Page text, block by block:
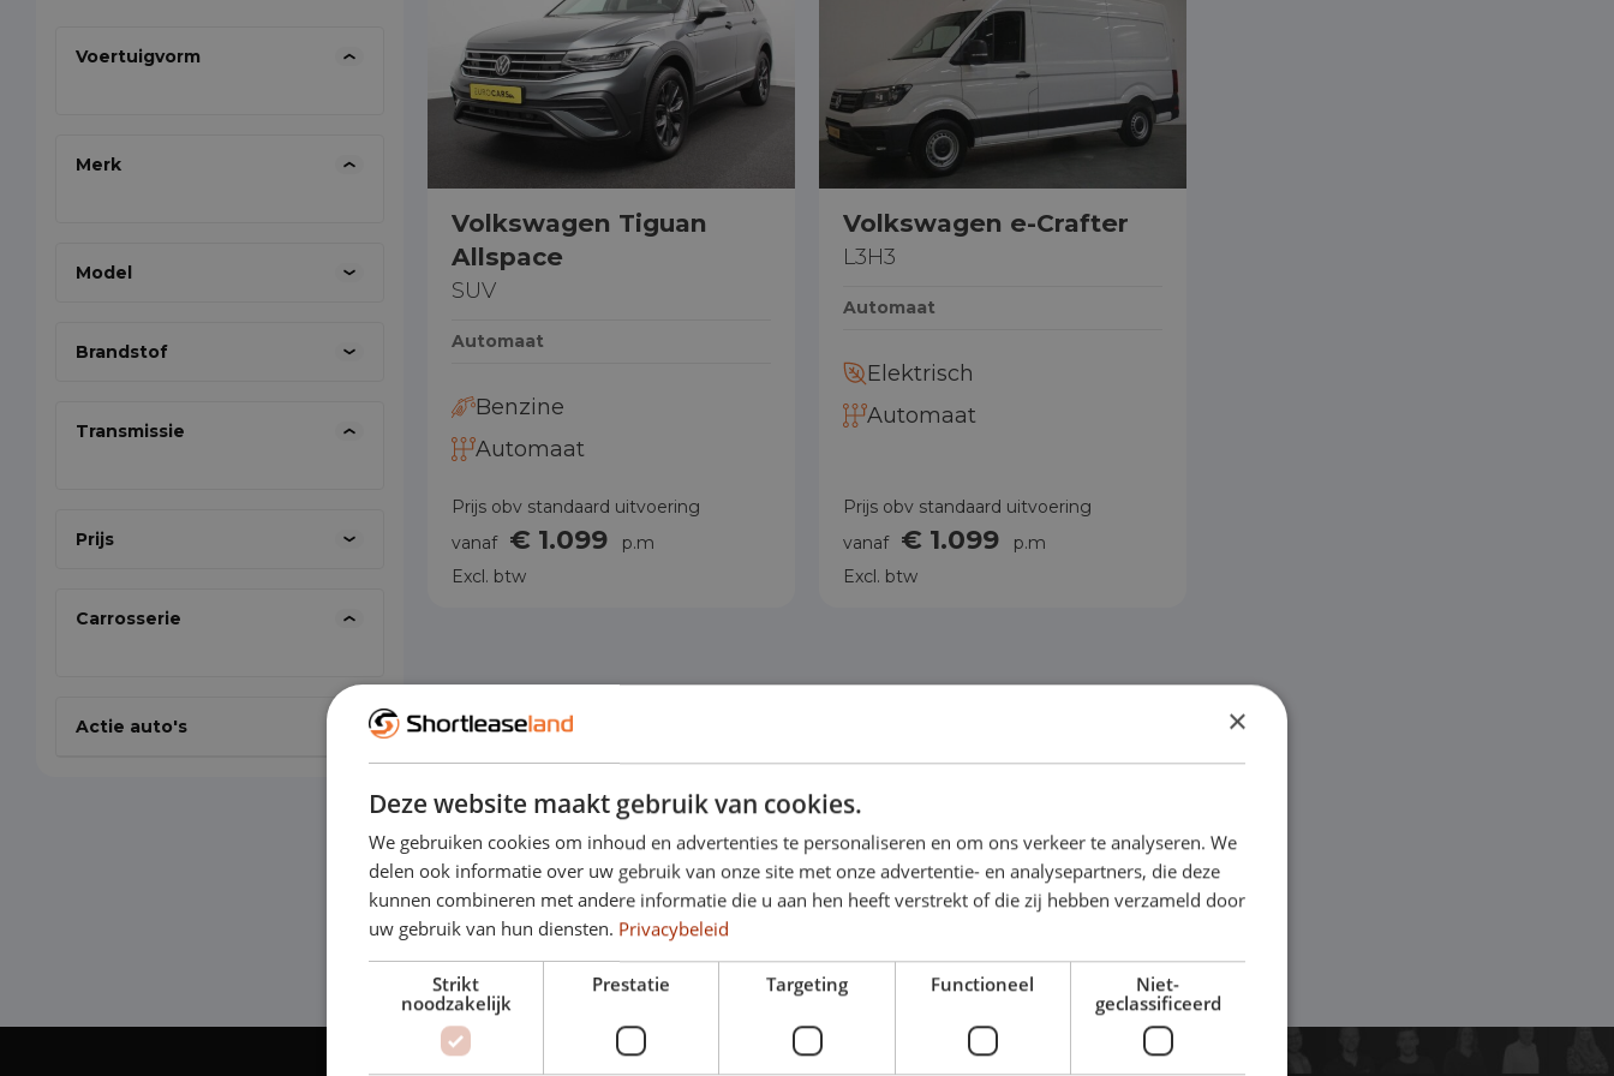
0887001888
0887001888
0887001888 31643195164
Voertuigvorm
Merk
Model
Brandstof
Transmissie
Prijs
Carrosserie
Actie auto's
Volkswagen Tiguan
Allspace
SUV
Automaat
Benzine
Automaat
Prijs obv standaard uitvoering
vanaf € 1.099
p.m
Excl. btw
Volkswagen e-Crafter
L3H3
Automaat
Elektrisch
Automaat
Prijs obv standaard uitvoering
vanaf € 1.099
p.m
Excl. btw
×
Deze website maakt gebruik van cookies.
We gebruiken cookies om inhoud en advertenties te personaliseren en om ons verkeer te analyseren. We
delen ook informatie over uw gebruik van onze site met onze advertentie- en analysepartners, die deze
kunnen combineren met andere informatie die u aan hen heeft verstrekt of die zij hebben verzameld door
uw gebruik van hun diensten. Privacybeleid
Strikt
noodzakelijk
Prestatie Targeting Functioneel
Niet-
geclassificeerd